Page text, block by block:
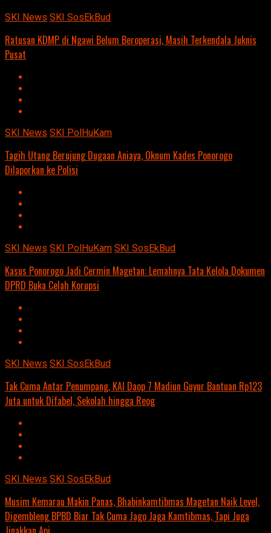
SKI News SKI SosEkBud
Ratusan KDMP di Ngawi Belum Beroperasi, Masih Terkendala Juknis
Pusat
SKI News SKI PolHuKam
Tagih Utang Berujung Dugaan Aniaya, Oknum Kades Ponorogo
Dilaporkan ke Polisi
SKI News SKI PolHuKam SKI SosEkBud
Kasus Ponorogo Jadi Cermin Magetan: Lemahnya Tata Kelola Dokumen
DPRD Buka Celah Korupsi
SKI News SKI SosEkBud
Tak Cuma Antar Penumpang, KAI Daop 7 Madiun Guyur Bantuan Rp123
Juta untuk Difabel, Sekolah hingga Reog
SKI News SKI SosEkBud
Musim Kemarau Makin Panas, Bhabinkamtibmas Magetan Naik Level,
Digembleng BPBD Biar Tak Cuma Jago Jaga Kamtibmas, Tapi Juga